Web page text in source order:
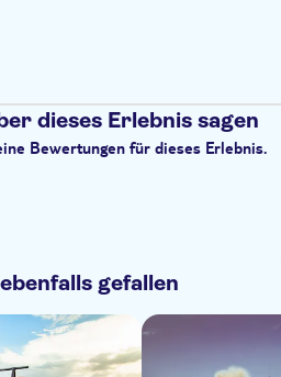
dieses Erlebnis sagen
Bewertungen für dieses Erlebnis.
gefallen